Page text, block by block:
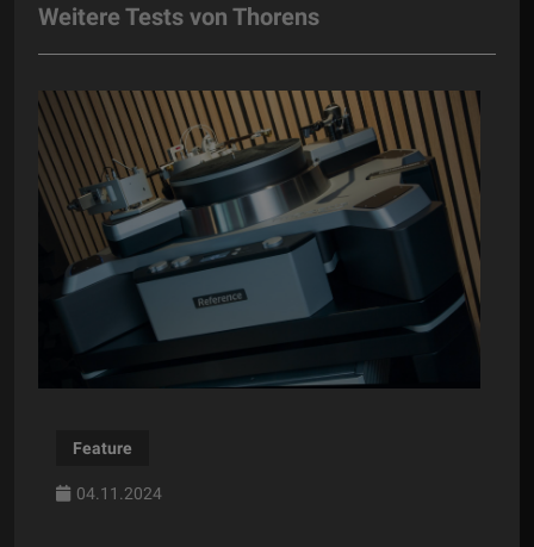
Weitere Tests von Thorens